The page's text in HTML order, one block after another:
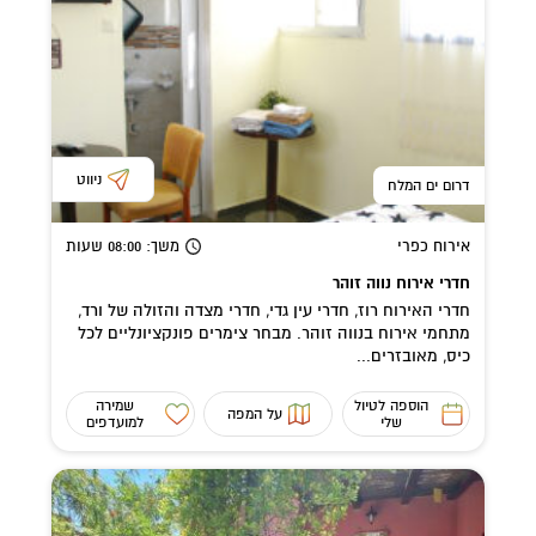
דרום ים המלח ניווט
אירוח כפרי משך: 08:00 שעות
חדרי אירוח נווה זוהר
חדרי האירוח רוז, חדרי עין גדי, חדרי מצדה והזולה של ורד,
מתחמי אירוח בנווה זוהר. מבחר צימרים פונקציונליים לכל
כיס, מאובזרים...
הוספה לטיול
שלי
על המפה
שמירה
למועדפים